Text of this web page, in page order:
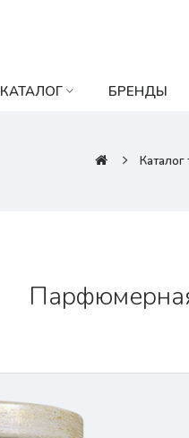
КАТАЛОГ БРЕНДЫ
Каталог